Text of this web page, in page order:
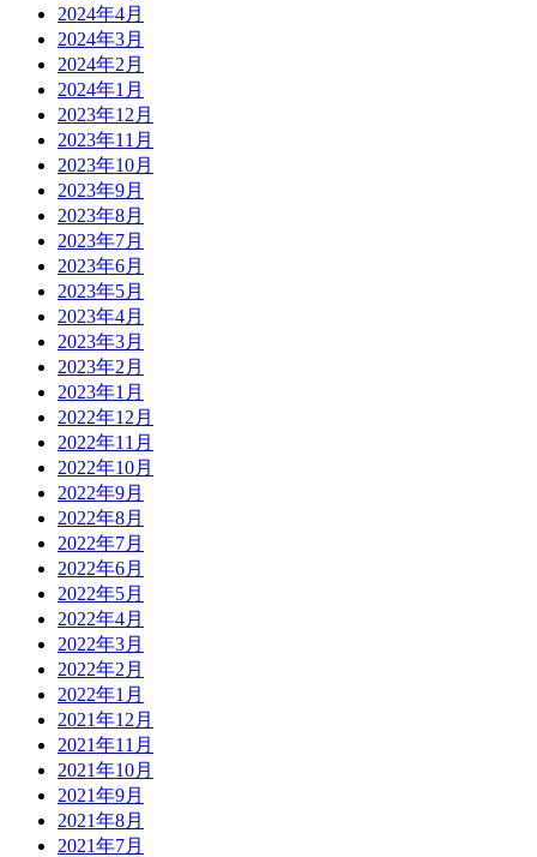
2024年4月
2024年3月
2024年2月
2024年1月
2023年12月
2023年11月
2023年10月
2023年9月
2023年8月
2023年7月
2023年6月
2023年5月
2023年4月
2023年3月
2023年2月
2023年1月
2022年12月
2022年11月
2022年10月
2022年9月
2022年8月
2022年7月
2022年6月
2022年5月
2022年4月
2022年3月
2022年2月
2022年1月
2021年12月
2021年11月
2021年10月
2021年9月
2021年8月
2021年7月